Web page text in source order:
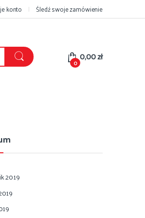
konto Śledź swoje zamówienie
0 0,00zł
2019